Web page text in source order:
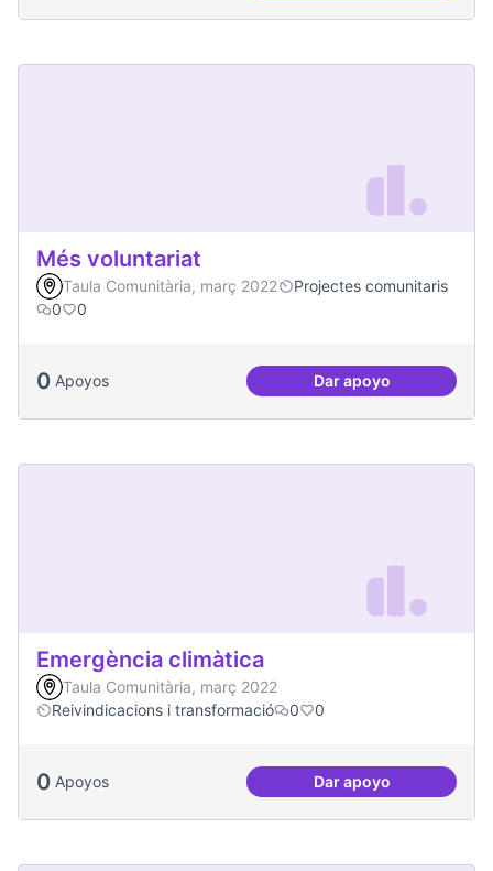
Més voluntariat
Taula Comunitària, març 2022
Projectes comunitaris
0
0
0 Apoyos Dar apoyoMés voluntariat
Emergència climàtica
Taula Comunitària, març 2022
Reivindicacions i transformació
0 0
0 Apoyos Dar apoyoEmergència